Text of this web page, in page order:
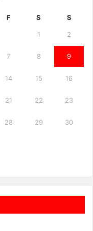
F S S
1 2
7 8 9
14 15 16
21 22 23
28 29 30